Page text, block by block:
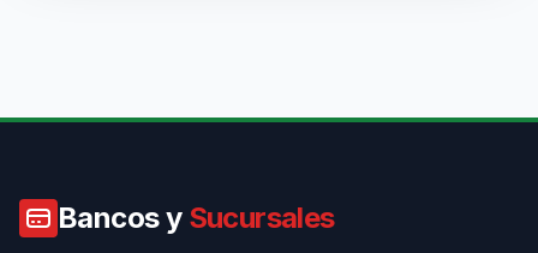
Bancos y Sucursales